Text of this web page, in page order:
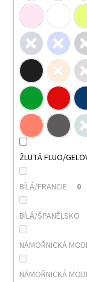
ŽLUTÁ FLUO/
BÍLÁ/FRANCIE 0
BÍLÁ/ŠPANĚLSKO
NÁMOŘNICKÁ
NÁMOŘNICKÁ